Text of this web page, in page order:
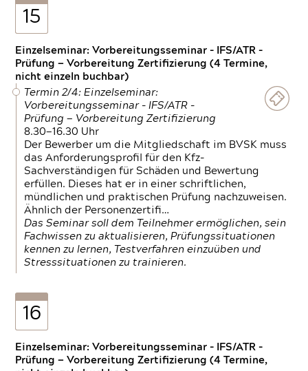
15
Einzelseminar: Vorbereitungsseminar - IFS/ATR -
Prüfung — Vorbereitung Zertifizierung (4 Termine,
nicht einzeln buchbar)
Termin 2/4: Einzelseminar:
Vorbereitungsseminar - IFS/ATR -
Prüfung — Vorbereitung Zertifizierung
8.30—16.30 Uhr
Der Bewerber um die Mitgliedschaft im BVSK muss
das Anforderungsprofil für den Kfz-
Sachverständigen für Schäden und Bewertung
erfüllen. Dieses hat er in einer schriftlichen,
mündlichen und praktischen Prüfung nachzuweisen.
Ähnlich der Personenzertifi…
Das Seminar soll dem Teilnehmer ermöglichen, sein
Fachwissen zu aktualisieren, Prüfungssituationen
kennen zu lernen, Testverfahren einzuüben und
Stresssituationen zu trainieren.
16
Einzelseminar: Vorbereitungsseminar - IFS/ATR -
Prüfung — Vorbereitung Zertifizierung (4 Termine,